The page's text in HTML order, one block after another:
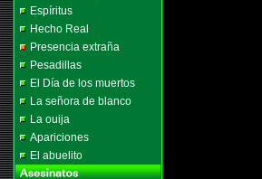
Espíritus
Hecho Real
Presencia extraña
Pesadillas
El Día de los muertos
La señora de blanco
La ouija
Apariciones
El abuelito